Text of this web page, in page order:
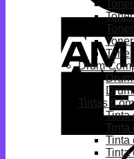
Drum
Tintas
Tinta
Tinta
Tinta
Tinta